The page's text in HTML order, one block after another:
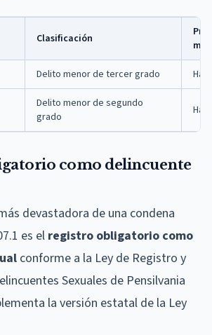
Clasificación
Delito menor de tercer grado
Delito menor de segundo
grado
como delincuente
devastadora de una condena
es el registro obligatorio como
conforme a la Ley de Registro y
Sexuales de Pensilvania
la versión estatal de la Ley